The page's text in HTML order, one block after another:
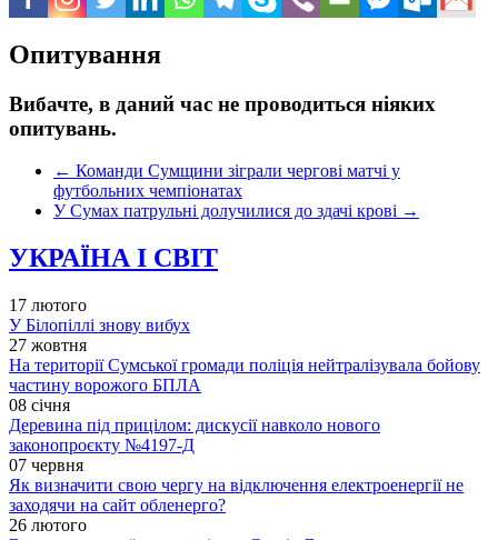
Опитування
Вибачте, в даний час не проводиться ніяких
опитувань.
← Команди Сумщини зіграли чергові матчі у
футбольних чемпіонатах
У Сумах патрульні долучилися до здачі крові →
УКРАЇНА І СВІТ
17 лютого
У Білопіллі знову вибух
27 жовтня
На території Сумської громади поліція нейтралізувала бойову
частину ворожого БПЛА
08 січня
Деревина під прицілом: дискусії навколо нового
законопроєкту №4197-Д
07 червня
Як визначити свою чергу на відключення електроенергії не
заходячи на сайт обленерго?
26 лютого